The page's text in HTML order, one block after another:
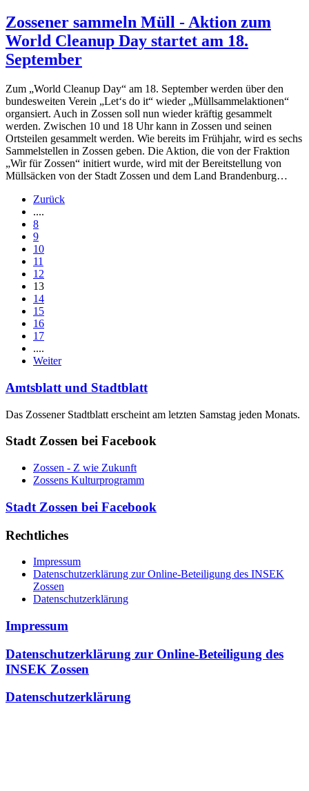
Zossener sammeln Müll - Aktion zum
World Cleanup Day startet am 18.
September
Zum „World Cleanup Day“ am 18. September werden über den
bundesweiten Verein „Let‘s do it“ wieder „Müllsammelaktionen“
organsiert. Auch in Zossen soll nun wieder kräftig gesammelt
werden. Zwischen 10 und 18 Uhr kann in Zossen und seinen
Ortsteilen gesammelt werden. Wie bereits im Frühjahr, wird es sechs
Sammelstellen in Zossen geben. Die Aktion, die von der Fraktion
„Wir für Zossen“ initiert wurde, wird mit der Bereitstellung von
Müllsäcken von der Stadt Zossen und dem Land Brandenburg…
Zurück
....
8
9
10
11
12
13
14
15
16
17
....
Weiter
Amtsblatt und Stadtblatt
Das Zossener Stadtblatt erscheint am letzten Samstag jeden Monats.
Stadt Zossen bei Facebook
Zossen - Z wie Zukunft
Zossens Kulturprogramm
Stadt Zossen bei Facebook
Rechtliches
Impressum
Datenschutzerklärung zur Online-Beteiligung des INSEK
Zossen
Datenschutzerklärung
Impressum
Datenschutzerklärung zur Online-Beteiligung des
INSEK Zossen
Datenschutzerklärung